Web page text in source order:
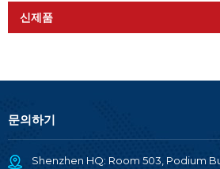
신제품
문의하기
Shenzhen HQ: Room 503, Podium